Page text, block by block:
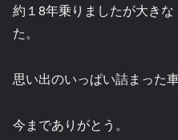
約１8年乗りましたが大き
た。
思い出のいっぱい詰まった車
今までありがとう。